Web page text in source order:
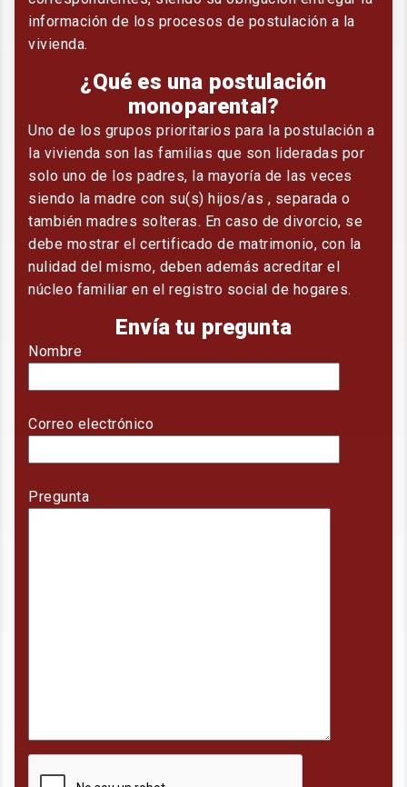
información de los procesos de postulación a la
vivienda.
¿Qué es una postulación
monoparental?
Uno de los grupos prioritarios para la postulación a
la vivienda son las familias que son lideradas por
solo uno de los padres, la mayoría de las veces
siendo la madre con su(s) hijos/as , separada o
también madres solteras. En caso de divorcio, se
debe mostrar el certificado de matrimonio, con la
nulidad del mismo, deben además acreditar el
núcleo familiar en el registro social de hogares.
Envía tu pregunta
Nombre
Correo electrónico
Pregunta